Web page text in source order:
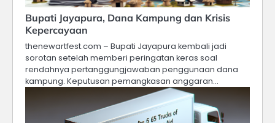
Bupati Jayapura, Dana Kampung dan Krisis
Kepercayaan
thenewartfest.com – Bupati Jayapura kembali jadi
sorotan setelah memberi peringatan keras soal
rendahnya pertanggungjawaban penggunaan dana
kampung. Keputusan pemangkasan anggaran…